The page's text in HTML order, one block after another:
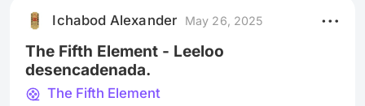
grande en el 2018. El distópico mundo de Ready
Player One, y nadie mejor que su seguro
servidor para demostrarlo junto con muchos
lectore
Ichabod Alexander May 26, 2025
The Fifth Element - Leeloo
desencadenada.
The Fifth Element